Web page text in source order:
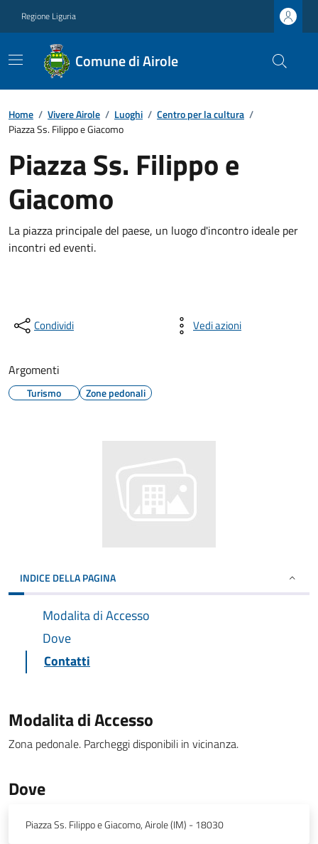
Regione Liguria
Comune di Airole
Home / Vivere Airole / Luoghi / Centro per la cultura /
Piazza Ss. Filippo e Giacomo
Piazza Ss. Filippo e
Giacomo
La piazza principale del paese, un luogo d'incontro ideale per
incontri ed eventi.
Condividi Vedi azioni
Argomenti
Turismo Zone pedonali
INDICE DELLA PAGINA
Modalita di Accesso
Dove
Contatti
Modalita di Accesso
Zona pedonale. Parcheggi disponibili in vicinanza.
Dove
Piazza Ss. Filippo e Giacomo, Airole (IM) - 18030